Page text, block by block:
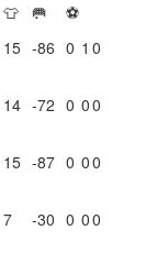
👕 🥅
⚽
15 -86 0 1 0
14 -72 0 00
15 -87 0 00
7 -30 0 00